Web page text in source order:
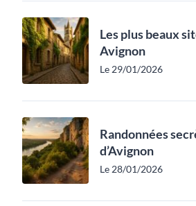
Les plus beaux
Avignon
Le 29/01/2026
Randonnées
d’Avignon
Le 28/01/2026